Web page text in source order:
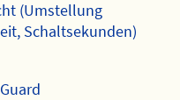
(Umstellung
Schaltsekunden)